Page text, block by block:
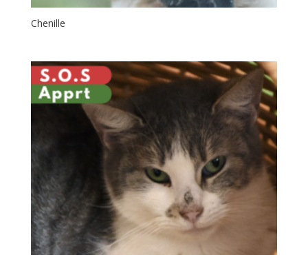
Chenille